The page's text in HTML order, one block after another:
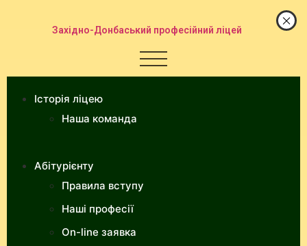
Західно-Донбаський професійний ліцей
Історія ліцею
Наша команда
Абітурієнту
Правила вступу
Наші професії
On-line заявка